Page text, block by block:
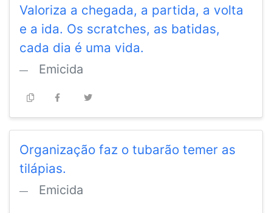
Valoriza a chegada, a partida, a volta
e a ida. Os scratches, as batidas,
cada dia é uma vida.
Emicida
Organização faz o tubarão temer as
tilápias.
Emicida